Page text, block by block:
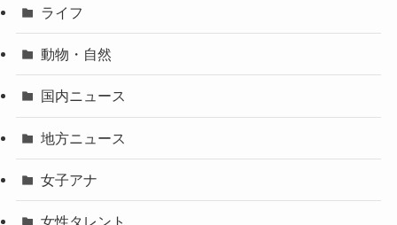
ライフ
動物・自然
国内ニュース
地方ニュース
女子アナ
女性タレント